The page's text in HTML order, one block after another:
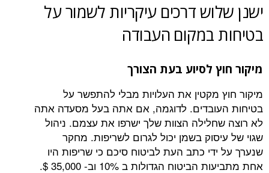
דרכים עיקריות לשמור על
במקום העבודה
לסיוע בעת הצורך
מקטין את העלויות מבלי להתפשר על
לדוגמה, אם אתה בעל מסעדה אתה
הצוות שלך ישרפו את עצמם. ניהול
בשמן יכול לגרום לשריפות. מחקר
כתב העת לביטוח סיכם כי שריפות היו
הגדולות ב 10% וב- 35,000 $.